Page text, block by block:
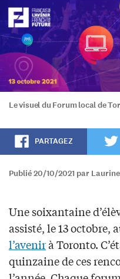
Le visuel du Forum local de
PARTAGEZ
Publié 20/10/2021 par
Une soixantaine
assisté, le 13 octobre,
l’avenirà Toronto.
quinzaine de ces